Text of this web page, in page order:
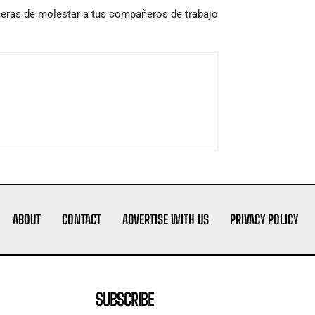
de molestar a tus compañeros de trabajo
ABOUT CONTACT ADVERTISE WITH US PRIVACY POLICY
SUBSCRIBE